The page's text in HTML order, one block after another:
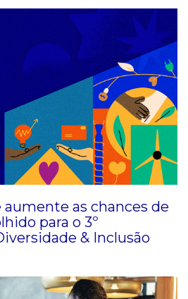
aumente as chances de
para o 3º
& Inclusão